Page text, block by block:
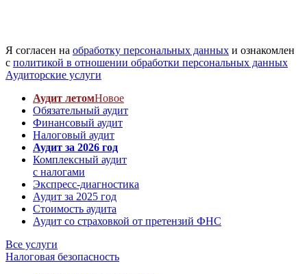
Я согласен на обработку персональных данных и ознакомлен
с политикой в отношении обработки персональных данных
Аудиторские услуги
Аудит летомНовое
Обязательный аудит
Финансовый аудит
Налоговый аудит
Аудит за 2026 год
Комплексный аудит
с налогами
Экспресс-диагностика
Аудит за 2025 год
Стоимость аудита
Аудит со страховкой от претензий ФНС
Все услуги
Налоговая безопасность